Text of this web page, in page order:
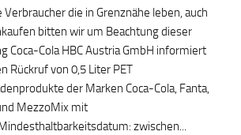
Verbraucher die in Grenznähe leben, auch
bitten wir um Beachtung dieser
Coca-Cola HBC Austria GmbH informiert
Rückruf von 0,5 Liter PET
der Marken Coca-Cola, Fanta,
MezzoMix mit
zwischen...